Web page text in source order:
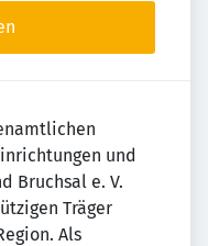
und
Bruchsal e. V.
Träger
Als